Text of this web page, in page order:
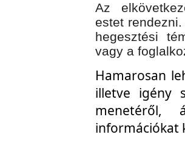
Az
estet
hegesztési
vagy a
Hamarosan
illetve igény
menetéről,
információkat